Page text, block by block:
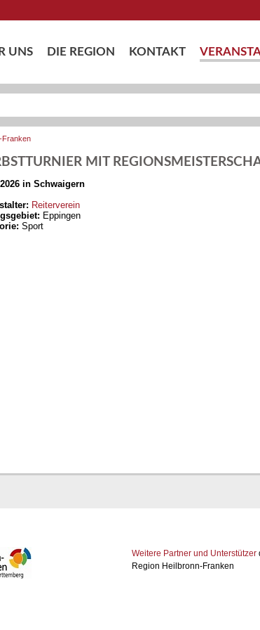
UNS DIE REGION KONTAKT
Franken
MIT
in Schwaigern
Reiterverein
Eppingen
Sport
Weitere Partner und Unterstützer
Region Heilbronn-Franken